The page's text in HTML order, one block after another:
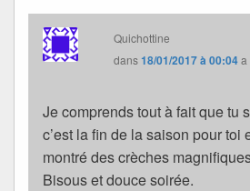
Quichottine
dans18/01/2017 à 00:04a
Je comprends tout à fait que tu
c’est la fin de la saison pour toi
montré des crèches
Bisous et douce soirée.